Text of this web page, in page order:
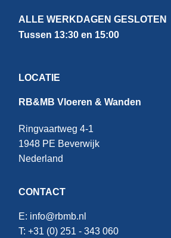
ALLE WERKDAGEN GESLOTEN
Tussen 13:30 en 15:00
LOCATIE
RB&MB Vloeren & Wanden
Ringvaartweg 4-1
1948 PE Beverwijk
Nederland
CONTACT
E: info@rbmb.nl
T: +31 (0) 251 - 343 060